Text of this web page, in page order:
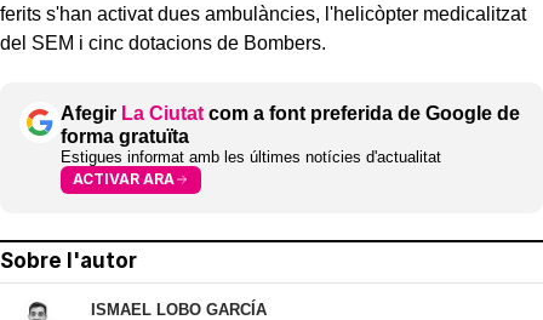
ferits s'han activat dues ambulàncies, l'helicòpter medicalitzat
del SEM i cinc dotacions de Bombers.
Afegir La Ciutat com a font preferida de Google de
forma gratuïta
Estigues informat amb les últimes notícies d'actualitat
ACTIVAR ARA
Sobre l'autor
ISMAEL LOBO GARCÍA